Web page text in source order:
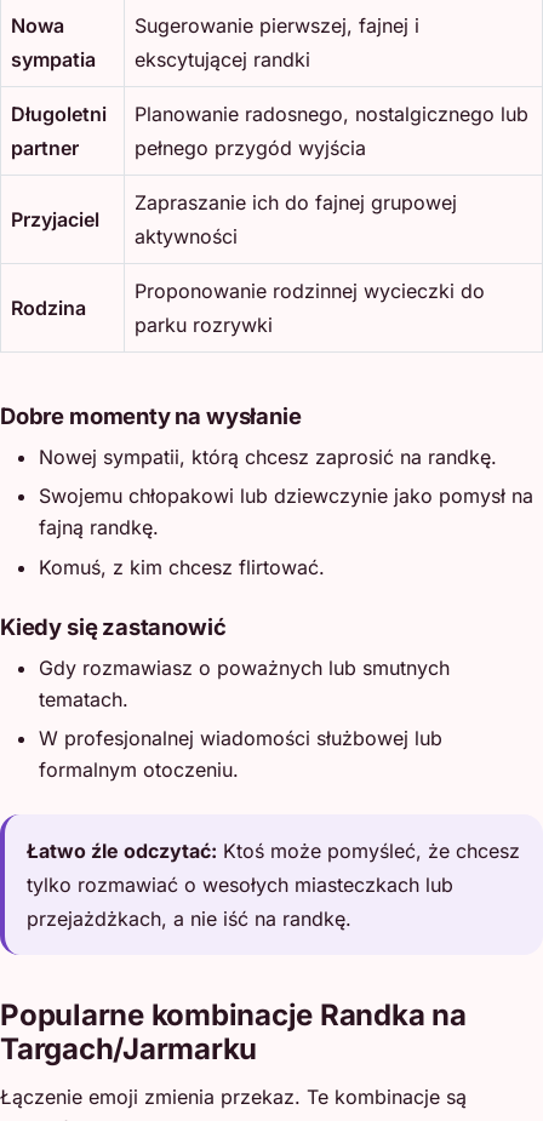
Nowa
sympatia
Sugerowanie pierwszej, fajnej i
ekscytującej randki
Długoletni
partner
Planowanie radosnego, nostalgicznego lub
pełnego przygód wyjścia
Przyjaciel
Zapraszanie ich do fajnej grupowej
aktywności
Rodzina
Proponowanie rodzinnej wycieczki do
parku rozrywki
Dobre momenty na wysłanie
Nowej sympatii, którą chcesz zaprosić na randkę.
Swojemu chłopakowi lub dziewczynie jako pomysł na
fajną randkę.
Komuś, z kim chcesz flirtować.
Kiedy się zastanowić
Gdy rozmawiasz o poważnych lub smutnych
tematach.
W profesjonalnej wiadomości służbowej lub
formalnym otoczeniu.
Łatwo źle odczytać: Ktoś może pomyśleć, że chcesz
tylko rozmawiać o wesołych miasteczkach lub
przejażdżkach, a nie iść na randkę.
Popularne kombinacje Randka na
Targach/Jarmarku
Łączenie emoji zmienia przekaz. Te kombinacje są